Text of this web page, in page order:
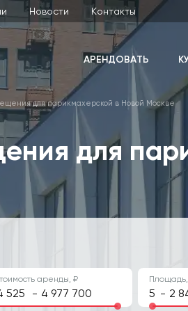
Новости Контакты
АРЕНДОВАТЬ
для парикмахерской в Новой Москве
для
аренды, ₽
- -